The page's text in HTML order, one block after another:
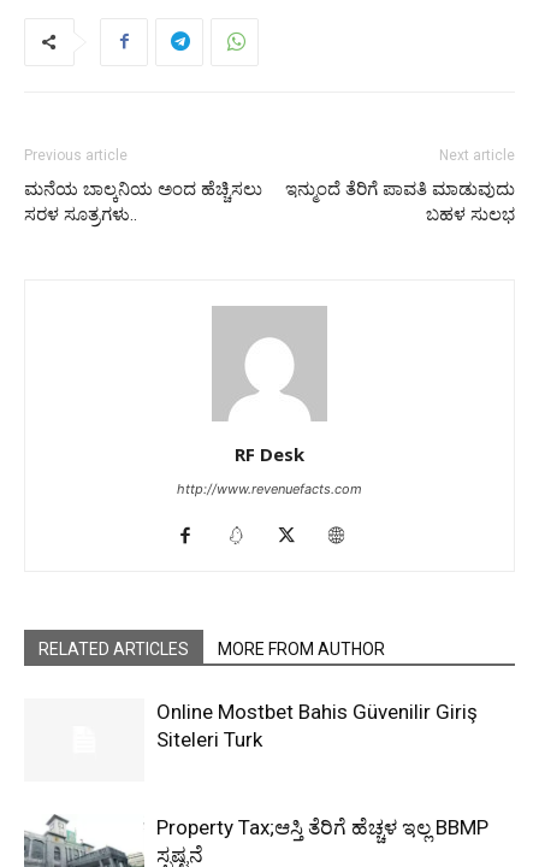
Previous article
ಮನೆಯ ಬಾಲ್ಕನಿಯ ಅಂದ ಹೆಚ್ಚಿಸಲು
ಸರಳ ಸೂತ್ರಗಳು..
Next article
ಇನ್ಮುಂದೆ ತೆರಿಗೆ ಪಾವತಿ ಮಾಡುವುದು
ಬಹಳ ಸುಲಭ
RF Desk
http://www.revenuefacts.com
RELATED ARTICLES MORE FROM AUTHOR
Online Mostbet Bahis Güvenilir Giriş
Siteleri Turk
Property Tax;ಆಸ್ತಿ ತೆರಿಗೆ ಹೆಚ್ಚಳ ಇಲ್ಲ BBMP
ಸ್ಪಷ್ಟನೆ